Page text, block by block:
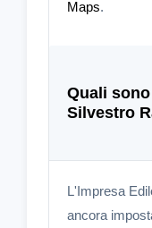
Maps.
Quali
Silvestro
L'Impresa
ancora